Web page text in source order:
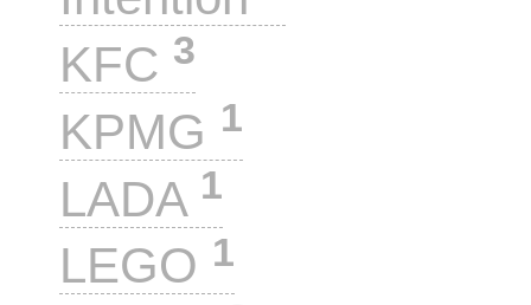
KFC 3
KPMG 1
LADA 1
LEGO 1